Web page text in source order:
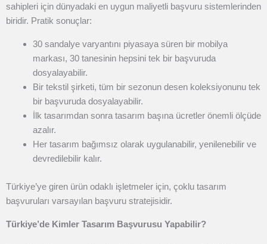
sahipleri için dünyadaki en uygun maliyetli başvuru sistemlerinden
biridir. Pratik sonuçlar:
30 sandalye varyantını piyasaya süren bir mobilya
markası, 30 tanesinin hepsini tek bir başvuruda
dosyalayabilir.
Bir tekstil şirketi, tüm bir sezonun desen koleksiyonunu tek
bir başvuruda dosyalayabilir.
İlk tasarımdan sonra tasarım başına ücretler önemli ölçüde
azalır.
Her tasarım bağımsız olarak uygulanabilir, yenilenebilir ve
devredilebilir kalır.
Türkiye’ye giren ürün odaklı işletmeler için, çoklu tasarım
başvuruları varsayılan başvuru stratejisidir.
Türkiye’de Kimler Tasarım Başvurusu Yapabilir?